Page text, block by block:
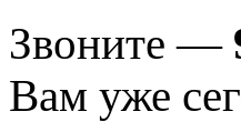
Звоните —
Вам уже